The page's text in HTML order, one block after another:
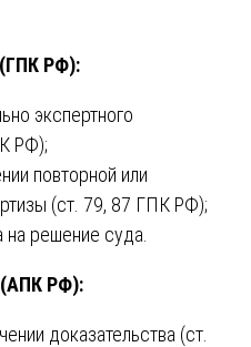
РФ):
экспертного
РФ);
повторной или
(ст. 79, 87 ГПК РФ);
на решение суда.
(АПК РФ):
доказательства (ст.